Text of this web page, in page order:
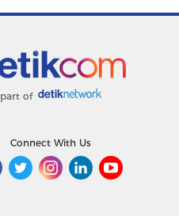
part of
Connect With Us